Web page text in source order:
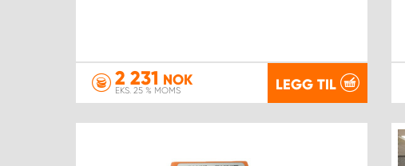
2 231 NOK
EKS. 25 % MOMS LEGG TIL